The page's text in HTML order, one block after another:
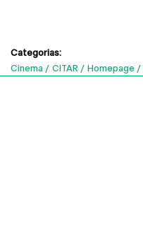
Categorias:
Cinema
CITAR Homepage